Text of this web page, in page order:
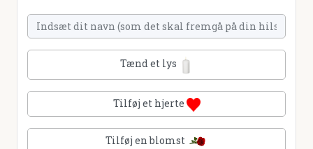
Tænd et lys
Tilføj et hjerte
Tilføj en blomst